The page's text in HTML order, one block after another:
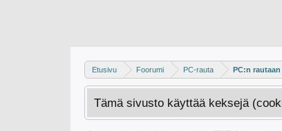
Etusivu Foorumi PC-rauta PC:n
Tämä sivusto käyttää keksejä